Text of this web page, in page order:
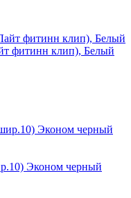
фитинн клип), Белый
Эконом черный